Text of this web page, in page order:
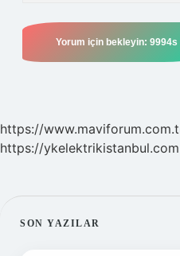
https://
https://
SIDEBAR
SON YAZILAR